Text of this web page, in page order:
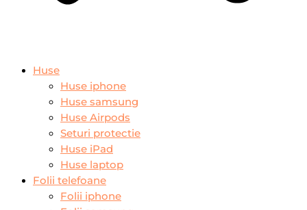
Huse
Huse iphone
Huse samsung
Huse Airpods
Seturi protectie
Huse iPad
Huse laptop
Folii telefoane
Folii iphone